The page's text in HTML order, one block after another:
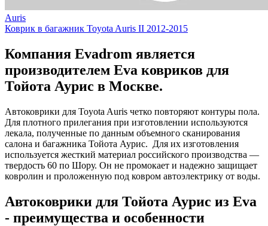
Auris
Коврик в багажник Toyota Auris II 2012-2015
Компания Evadrom является
производителем Eva ковриков для
Тойота Аурис в Москве.
Автоковрики для Toyota Auris четко повторяют контуры пола.
Для плотного прилегания при изготовлении используются
лекала, полученные по данным объемного сканирования
салона и багажника Тойота Аурис. Для их изготовления
используется жесткий материал российского производства —
твердость 60 по Шору. Он не промокает и надежно защищает
ковролин и проложенную под ковром автоэлектрику от воды.
Автоковрики для Тойота Аурис из Eva
- преимущества и особенности